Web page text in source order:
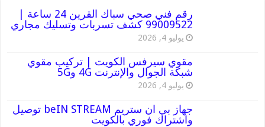
رقم فني صحي سباك القرين 24 ساعة |
99009522 كشف تسربات وتسليك مجاري
يوليو 4, 2026
مقوي سيرفس الكويت | تركيب مقوي
شبكة الجوال والإنترنت 4G و5G
يوليو 4, 2026
جهاز بي ان ستريم beIN STREAM توصيل
واشتراك فوري بالكويت